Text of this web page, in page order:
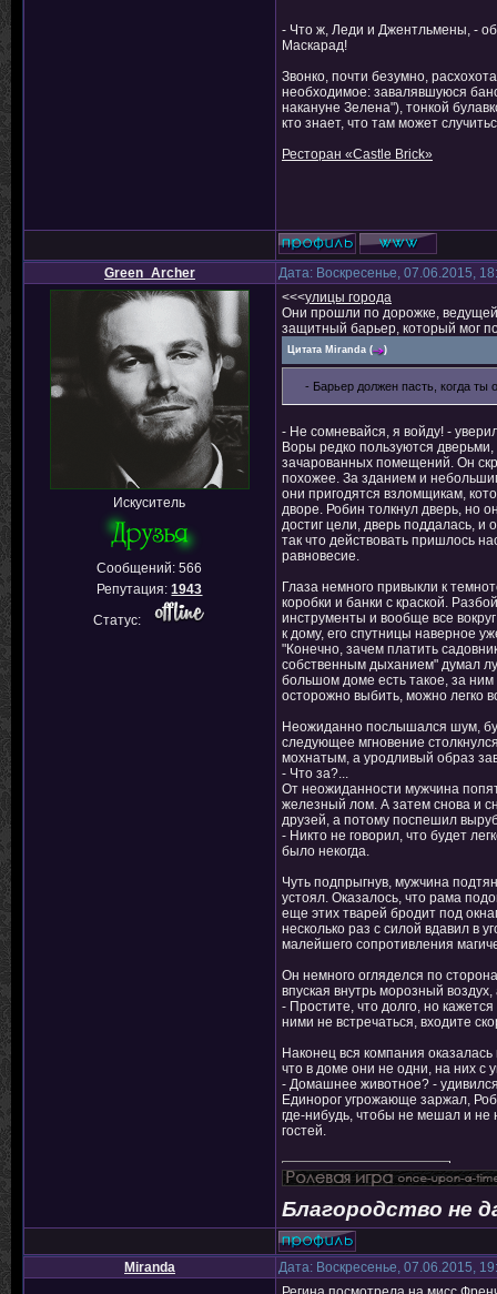
- Что ж, Леди и Джентльмены, -
Маскарад!
Звонко, почти безумно,
необходимое: завалявшуюся
накануне Зелена"), тонкой
кто знает, что там может
Ресторан «Castle Brick»
Green_Archer Дата: Воскресенье, 07.06.2015,
Искуситель
Сообщений:566
Репутация:1943
Статус:
<<<улицы города
Они прошли по дорожке, ведущей
защитный барьер, который мог
Цитата Miranda ( )
- Барьер должен пасть, когда ты
- Не сомневайся, я войду! -
Воры редко пользуются
зачарованных помещений. Он
похожее. За зданием и
они пригодятся взломщикам,
дворе. Робин толкнул дверь, но
достиг цели, дверь поддалась,
так что действовать пришлось
равновесие.
Глаза немного привыкли к
коробки и банки с краской.
инструменты и вообще все
к дому, его спутницы наверное
"Конечно, зачем платить
собственным дыханием" думал
большом доме есть такое, за ним
осторожно выбить, можно легко
Неожиданно послышался шум,
следующее мгновение
мохнатым, а уродливый образ
- Что за?...
От неожиданности мужчина
железный лом. А затем снова и
друзей, а потому поспешил
- Никто не говорил, что будет
было некогда.
Чуть подпрыгнув, мужчина
устоял. Оказалось, что рама
еще этих тварей бродит под
несколько раз с силой вдавил в
малейшего сопротивления
Он немного огляделся по
впуская внутрь морозный
- Простите, что долго, но
ними не встречаться, входите
Наконец вся компания
что в доме они не одни, на них с
- Домашнее животное? -
Единорог угрожающе заржал,
где-нибудь, чтобы не мешал и
гостей.
Благородство не
Miranda
Дата: Воскресенье, 07.06.2015,